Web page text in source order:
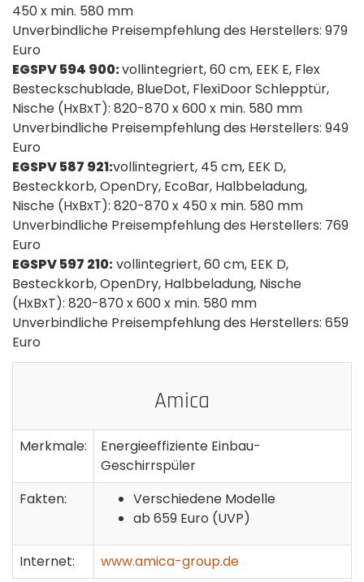
450 x min. 580 mm
Unverbindliche Preisempfehlung des Herstellers: 979
Euro
EGSPV 594 900:vollintegriert, 60 cm, EEK E, Flex
Besteckschublade, BlueDot, FlexiDoor Schlepptür,
Nische (HxBxT): 820-870 x 600 x min. 580 mm
Unverbindliche Preisempfehlung des Herstellers: 949
Euro
EGSPV 587 921:vollintegriert, 45 cm, EEK D,
Besteckkorb, OpenDry, EcoBar, Halbbeladung,
Nische (HxBxT): 820-870 x 450 x min. 580 mm
Unverbindliche Preisempfehlung des Herstellers: 769
Euro
EGSPV 597 210:vollintegriert, 60 cm, EEK D,
Besteckkorb, OpenDry, Halbbeladung, Nische
(HxBxT): 820-870 x 600 x min. 580 mm
Unverbindliche Preisempfehlung des Herstellers: 659
Euro
Amica
Merkmale:
Energieeffiziente Einbau-
Geschirrspüler
Fakten:
Verschiedene Modelle
ab 659 Euro (UVP)
Internet: www.amica-group.de